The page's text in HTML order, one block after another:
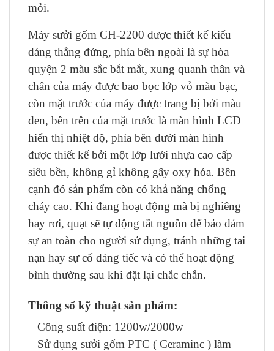
mỏi.
Máy sưởi gốm CH-2200 được thiết kế kiểu
dáng thẳng đứng, phía bên ngoài là sự hòa
quyện 2 màu sắc bắt mắt, xung quanh thân và
chân của máy được bao bọc lớp vỏ màu bạc,
còn mặt trước của máy được trang bị bởi màu
đen, bên trên của mặt trước là màn hình LCD
hiển thị nhiệt độ, phía bên dưới màn hình
được thiết kế bởi một lớp lưới nhựa cao cấp
siêu bền, không gỉ không gây oxy hóa. Bên
cạnh đó sản phẩm còn có khả năng chống
cháy cao. Khi đang hoạt động mà bị nghiêng
hay rơi, quạt sẽ tự động tắt nguồn để bảo đảm
sự an toàn cho người sử dụng, tránh những tai
nạn hay sự cố đáng tiếc và có thể hoạt động
bình thường sau khi đặt lại chắc chắn.
Thông số kỹ thuật sản phẩm:
– Công suất điện: 1200w/2000w
– Sử dụng sưởi gốm PTC ( Ceraminc ) làm